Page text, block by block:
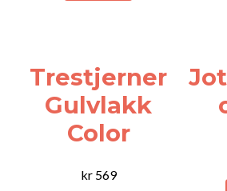
Trestjerner
Gulvlakk
Color
kr569